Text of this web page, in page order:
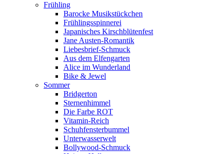
Frühling
Barocke Musikstückchen
Frühlingsspinnerei
Japanisches Kirschblütenfest
Jane Austen-Romantik
Liebesbrief-Schmuck
Aus dem Elfengarten
Alice im Wunderland
Bike & Jewel
Sommer
Bridgerton
Sternenhimmel
Die Farbe ROT
Vitamin-Reich
Schuhfensterbummel
Unterwasserwelt
Bollywood-Schmuck